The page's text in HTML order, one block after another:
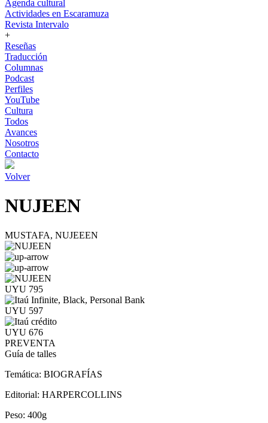
Agenda cultural
Actividades en Escaramuza
Revista Intervalo
+
Reseñas
Traducción
Columnas
Podcast
Perfiles
YouTube
Cultura
Todos
Avances
Nosotros
Contacto
Volver
NUJEEN
MUSTAFA, NUJEEEN
UYU 795
UYU 597
UYU 676
PREVENTA
Guía de talles
Temática: BIOGRAFÍAS
Editorial: HARPERCOLLINS
Peso: 400g